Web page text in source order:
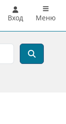
Вход Main
Меню